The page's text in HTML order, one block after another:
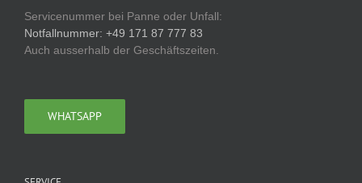
Servicenummer bei Panne oder Unfall:
Notfallnummer: +49 171 87 777 83
Auch ausserhalb der Geschäftszeiten.
WHATSAPP